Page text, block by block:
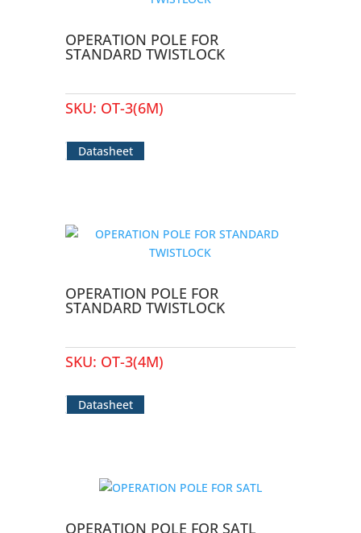
OPERATION POLE FOR
STANDARD TWISTLOCK
SKU: OT-3(6M)
Datasheet
OPERATION POLE FOR
STANDARD TWISTLOCK
SKU: OT-3(4M)
Datasheet
OPERATION POLE FOR SATL